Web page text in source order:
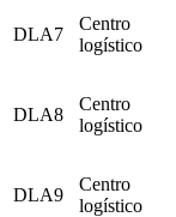
DLA7
Centro
logístico
DLA8
Centro
logístico
DLA9
Centro
logístico